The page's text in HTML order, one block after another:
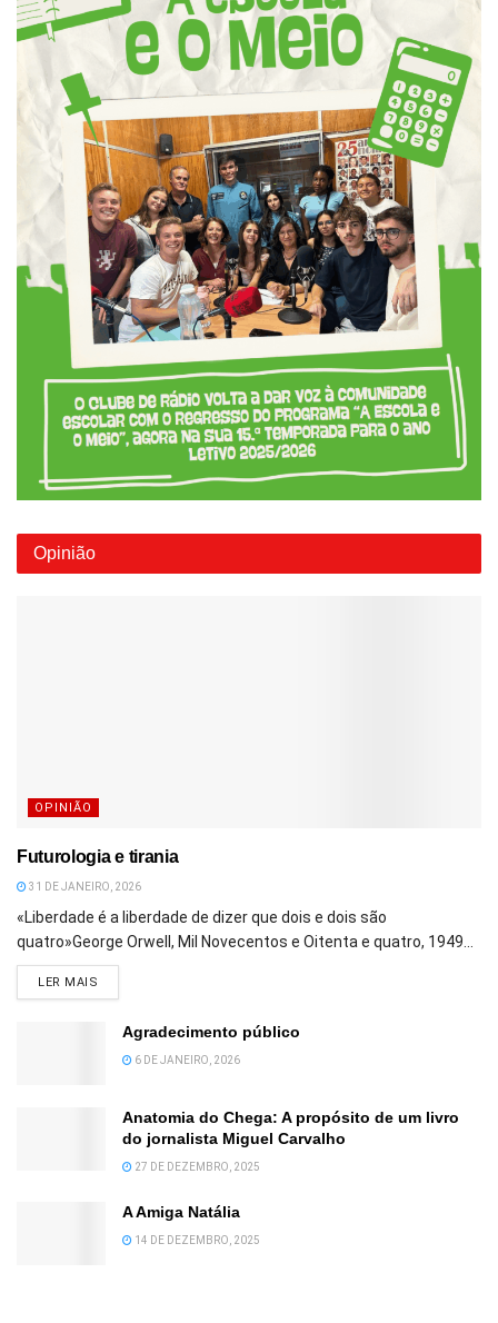
Opinião
OPINIÃO
Futurologia e tirania
31 DE JANEIRO, 2026
«Liberdade é a liberdade de dizer que dois e dois são
quatro»George Orwell, Mil Novecentos e Oitenta e quatro, 1949...
LER MAIS
Agradecimento público
6 DE JANEIRO, 2026
Anatomia do Chega: A propósito de um livro
do jornalista Miguel Carvalho
27 DE DEZEMBRO, 2025
A Amiga Natália
14 DE DEZEMBRO, 2025